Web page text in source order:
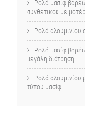
Ρολά μασίφ
συνθετικού με μοτέρ
Ρολά αλουμινίου
Ρολά μασίφ
μεγάλη διάτρηση
Ρολά
τύπου μασίφ